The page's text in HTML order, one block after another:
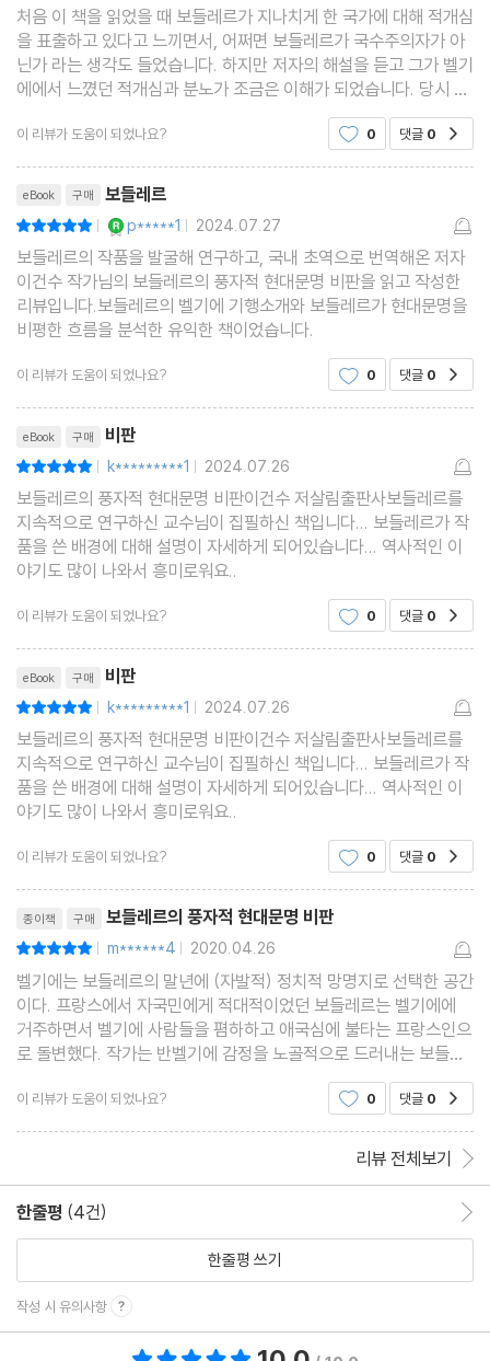
처음 이 책을 읽었을 때 보들레르가 지나치게 한 국가에 대해 적개심
을 표출하고 있다고 느끼면서, 어쩌면 보들레르가 국수주의자가 아
닌가 라는 생각도 들었습니다. 하지만 저자의 해설을 듣고 그가 벨기
에에서 느꼈던 적개심과 분노가 조금은 이해가 되었습니다. 당시 프
랑스에 만연한 진보주의, 물질주의 등에 반감을 가진 보들레르가 피
난처로 가게 된 벨기에에서도 프랑스와 같은
이 리뷰가 도움이 되었나요? 0 댓글 0
eBook 구매 보들레르
| p*****1 | 2024.07.27
보들레르의 작품을 발굴해 연구하고, 국내 초역으로 번역해온 저자
이건수 작가님의 보들레르의 풍자적 현대문명 비판을 읽고 작성한
리뷰입니다.보들레르의 벨기에 기행소개와 보들레르가 현대문명을
비평한 흐름을 분석한 유익한 책이었습니다.
이 리뷰가 도움이 되었나요? 0 댓글 0
eBook 구매 비판
| k*********1 | 2024.07.26
보들레르의 풍자적 현대문명 비판이건수 저살림출판사보들레르를
지속적으로 연구하신 교수님이 집필하신 책입니다... 보들레르가 작
품을 쓴 배경에 대해 설명이 자세하게 되어있습니다... 역사적인 이
야기도 많이 나와서 흥미로워요..
이 리뷰가 도움이 되었나요? 0 댓글 0
eBook 구매 비판
| k*********1 | 2024.07.26
보들레르의 풍자적 현대문명 비판이건수 저살림출판사보들레르를
지속적으로 연구하신 교수님이 집필하신 책입니다... 보들레르가 작
품을 쓴 배경에 대해 설명이 자세하게 되어있습니다... 역사적인 이
야기도 많이 나와서 흥미로워요..
이 리뷰가 도움이 되었나요? 0 댓글 0
종이책 구매 보들레르의 풍자적 현대문명 비판
| m******4 | 2020.04.26
벨기에는 보들레르의 말년에 (자발적) 정치적 망명지로 선택한 공간
이다. 프랑스에서 자국민에게 적대적이었던 보들레르는 벨기에에
거주하면서 벨기에 사람들을 폄하하고 애국심에 불타는 프랑스인으
로 돌변했다. 작가는 반벨기에 감정을 노골적으로 드러내는 보들레
르의 기록들을 검토하며 당시 보들레르가 이러한 평가와 판단을 했
던 배경에 대한 설명을 충분하게 덧붙이고 있다. 이러
이 리뷰가 도움이 되었나요? 0 댓글 0
리뷰 전체보기
한줄평 (4건)
한줄평 쓰기
작성 시 유의사항